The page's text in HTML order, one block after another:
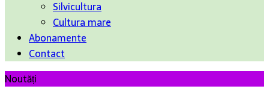
Silvicultura
Cultura mare
Abonamente
Contact
Noutăți